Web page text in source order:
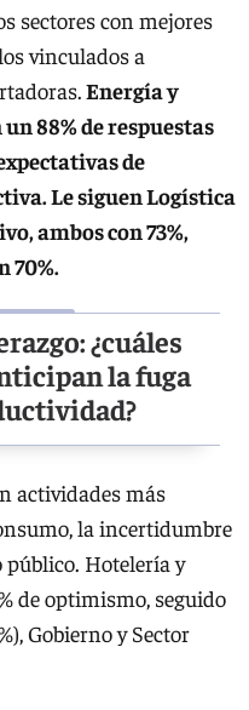
sectores con mejores
vinculados a
Energía y
88% de respuestas
de
Le siguen Logística
ambos con 73%,
70%.
¿cuáles
la fuga
actividades más
la incertidumbre
público. Hotelería y
de optimismo, seguido
Gobierno y Sector